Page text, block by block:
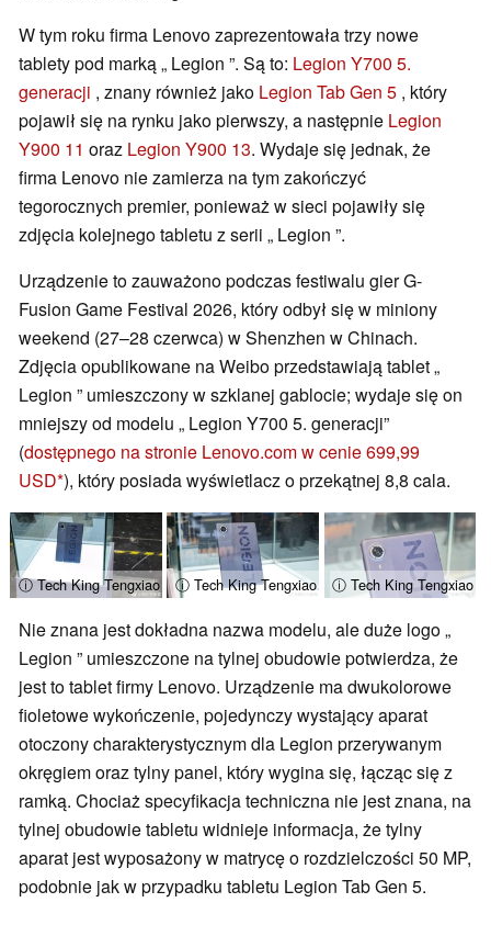
W tym roku firma Lenovo zaprezentowała trzy nowe
tablety pod marką „ Legion ”. Są to: Legion Y700 5.
generacji , znany również jako Legion Tab Gen 5 , który
pojawił się na rynku jako pierwszy, a następnie Legion
Y900 11 oraz Legion Y900 13. Wydaje się jednak, że
firma Lenovo nie zamierza na tym zakończyć
tegorocznych premier, ponieważ w sieci pojawiły się
zdjęcia kolejnego tabletu z serii „ Legion ”.
Urządzenie to zauważono podczas festiwalu gier G-
Fusion Game Festival 2026, który odbył się w miniony
weekend (27–28 czerwca) w Shenzhen w Chinach.
Zdjęcia opublikowane na Weibo przedstawiają tablet „
Legion ” umieszczony w szklanej gablocie; wydaje się on
mniejszy od modelu „ Legion Y700 5. generacji”
(dostępnego na stronie Lenovo.com w cenie 699,99
USD ), który posiada wyświetlacz o przekątnej 8,8 cala.
ⓘ Tech King Tengxiao ⓘ Tech King Tengxiao ⓘ Tech King Tengxiao
Nie znana jest dokładna nazwa modelu, ale duże logo „
Legion ” umieszczone na tylnej obudowie potwierdza, że
jest to tablet firmy Lenovo. Urządzenie ma dwukolorowe
fioletowe wykończenie, pojedynczy wystający aparat
otoczony charakterystycznym dla Legion przerywanym
okręgiem oraz tylny panel, który wygina się, łącząc się z
ramką. Chociaż specyfikacja techniczna nie jest znana, na
tylnej obudowie tabletu widnieje informacja, że tylny
aparat jest wyposażony w matrycę o rozdzielczości 50 MP,
podobnie jak w przypadku tabletu Legion Tab Gen 5.